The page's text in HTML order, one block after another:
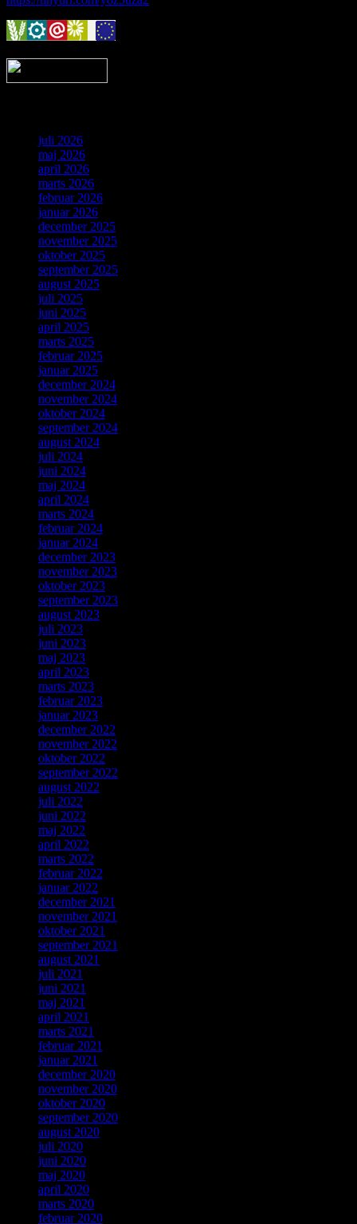
juli 2026
maj 2026
april 2026
marts 2026
februar 2026
januar 2026
december 2025
november 2025
oktober 2025
september 2025
august 2025
juli 2025
juni 2025
april 2025
marts 2025
februar 2025
januar 2025
december 2024
november 2024
oktober 2024
september 2024
august 2024
juli 2024
juni 2024
maj 2024
april 2024
marts 2024
februar 2024
januar 2024
december 2023
november 2023
oktober 2023
september 2023
august 2023
juli 2023
juni 2023
maj 2023
april 2023
marts 2023
februar 2023
januar 2023
december 2022
november 2022
oktober 2022
september 2022
august 2022
juli 2022
juni 2022
maj 2022
april 2022
marts 2022
februar 2022
januar 2022
december 2021
november 2021
oktober 2021
september 2021
august 2021
juli 2021
juni 2021
maj 2021
april 2021
marts 2021
februar 2021
januar 2021
december 2020
november 2020
oktober 2020
september 2020
august 2020
juli 2020
juni 2020
maj 2020
april 2020
marts 2020
februar 2020